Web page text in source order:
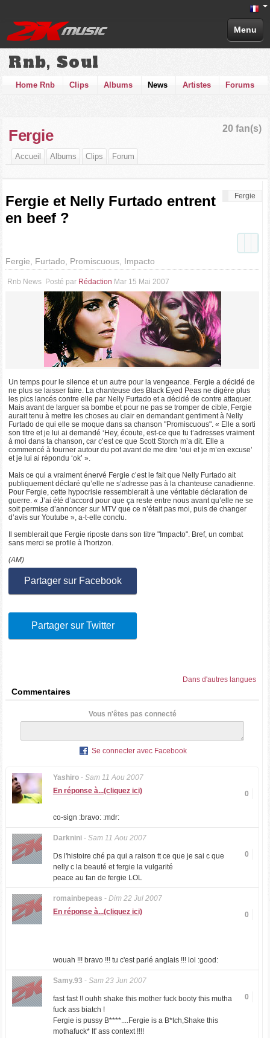
Menu
Rnb, Soul
Home Rnb Clips Albums News Artistes Forums
20 fan(s)
Fergie
Accueil Albums Clips Forum
Fergie
Fergie et Nelly Furtado entrent
en beef ?
Fergie, Furtado, Promiscuous, Impacto
Rnb News Posté par Rédaction Mar 15 Mai 2007
Un temps pour le silence et un autre pour la vengeance. Fergie a décidé de
ne plus se laisser faire. La chanteuse des Black Eyed Peas ne digère plus
les pics lancés contre elle par Nelly Furtado et a décidé de contre attaquer.
Mais avant de larguer sa bombe et pour ne pas se tromper de cible, Fergie
aurait tenu à mettre les choses au clair en demandant gentiment à Nelly
Furtado de qui elle se moque dans sa chanson "Promiscuous". « Elle a sorti
son titre et je lui ai demandé ‘Hey, écoute, est-ce que tu t’adresses vraiment
à moi dans ta chanson, car c’est ce que Scott Storch m’a dit. Elle a
commencé à tourner autour du pot avant de me dire ‘oui et je m’en excuse’
et je lui ai répondu ‘ok’ ».
Mais ce qui a vraiment énervé Fergie c’est le fait que Nelly Furtado ait
publiquement déclaré qu’elle ne s’adresse pas à la chanteuse canadienne.
Pour Fergie, cette hypocrisie ressemblerait à une véritable déclaration de
guerre. « J’ai été d’accord pour que ça reste entre nous avant qu’elle ne se
soit permise d’annoncer sur MTV que ce n’était pas moi, puis de changer
d’avis sur Youtube », a-t-elle conclu.
Il semblerait que Fergie riposte dans son titre "Impacto". Bref, un combat
sans merci se profile à l'horizon.
(AM)
Partager sur Facebook
Partager sur Twitter
Dans d'autres langues
Commentaires
Vous n'êtes pas connecté
Se connecter avec Facebook
Yashiro- Sam 11 Aou 2007
0
En réponse à...(cliquez ici)
co-sign :bravo: :mdr:
Darknini- Sam 11 Aou 2007
0
Ds l'histoire ché pa qui a raison tt ce que je sai c que
nelly c la beauté et fergie la vulgarité
peace au fan de fergie LOL
romainbepeas - Dim 22 Jul 2007
0
En réponse à...(cliquez ici)
wouah !!! bravo !!! tu c'est parlé anglais !!! lol :good:
Samy.93 - Sam 23 Jun 2007
0
fast fast !! ouhh shake this mother fuck booty this mutha
fuck ass biatch !
Fergie is pussy B****....Fergie is a B*tch,Shake this
mothafuck* It' ass context !!!!